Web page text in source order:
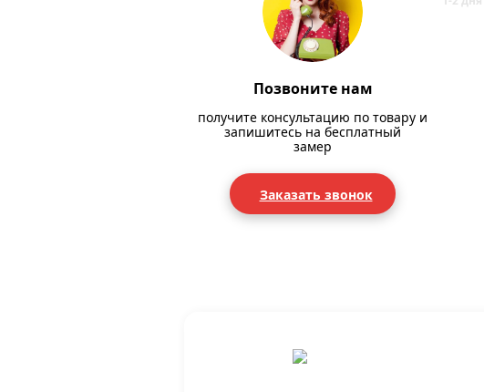
Позвоните нам
получите консультацию по товару и
запишитесь на бесплатный
замер
Заказать звонок